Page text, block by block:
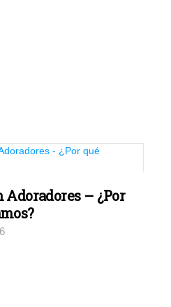
Adoradores – ¿Por